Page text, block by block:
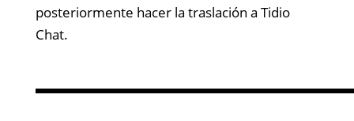
posteriormente hacer la traslación a Tidio
Chat.